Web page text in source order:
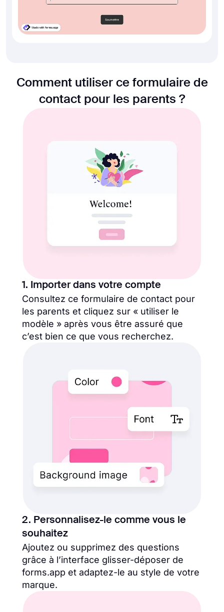
Comment utiliser ce formulaire de
contact pour les parents ?
1. Importer dans votre compte
Consultez ce formulaire de contact pour
les parents et cliquez sur « utiliser le
modèle » après vous être assuré que
c’est bien ce que vous recherchez.
2. Personnalisez-le comme vous le
souhaitez
Ajoutez ou supprimez des questions
grâce à l’interface glisser-déposer de
forms.app et adaptez-le au style de votre
marque.